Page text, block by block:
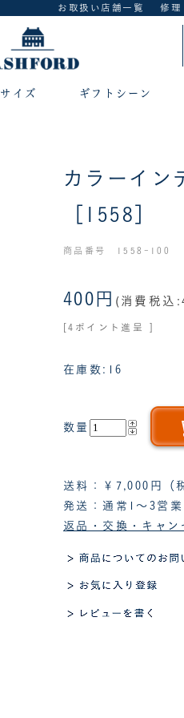
お取扱い店舗一覧 修理
サイズ ギフトシーン
カラーイ
［1558］
商品番号 1558-100
400円 (消費税込
[4ポイント進呈 ]
在庫数:16
数量
返品・交換・キャン
送料：￥7,000円（
発送：通常1～3営